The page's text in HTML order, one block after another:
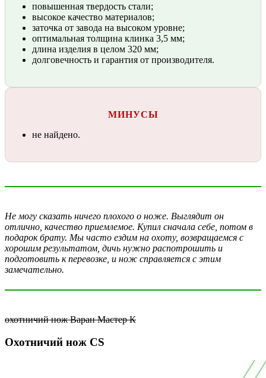
повышенная твердость стали;
высокое качество материалов;
заточка от завода на высоком уровне;
оптимальная толщина клинка 3,5 мм;
длина изделия в целом 320 мм;
долговечность и гарантия от производителя.
МИНУСЫ
не найдено.
Не могу сказать ничего плохого о ноже. Выглядит он
отлично, качество приемлемое. Купил сначала себе, потом в
подарок брату. Мы часто ездим на охоту, возвращаемся с
хорошим результатом, дичь нужно распотрошить и
подготовить к перевозке, и нож справляется с этим
замечательно.
охотничий нож Варан Мастер К
Охотничий нож CS